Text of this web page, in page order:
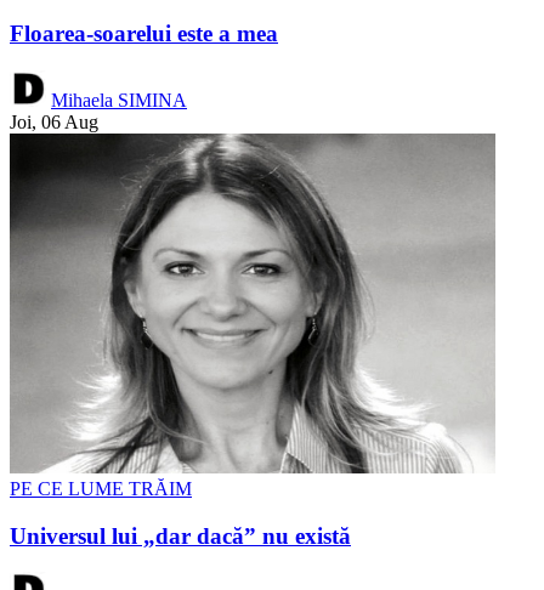
Floarea-soarelui este a mea
Mihaela SIMINA
Joi, 06 Aug
PE CE LUME TRĂIM
Universul lui „dar dacă” nu există